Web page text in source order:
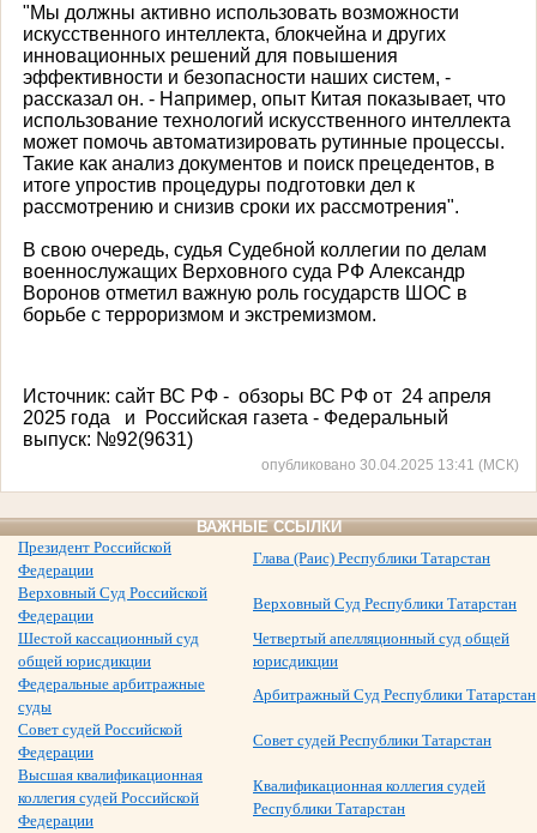
"Мы должны активно использовать возможности
искусственного интеллекта, блокчейна и других
инновационных решений для повышения
эффективности и безопасности наших систем, -
рассказал он. - Например, опыт Китая показывает, что
использование технологий искусственного интеллекта
может помочь автоматизировать рутинные процессы.
Такие как анализ документов и поиск прецедентов, в
итоге упростив процедуры подготовки дел к
рассмотрению и снизив сроки их рассмотрения".
В свою очередь, судья Судебной коллегии по делам
военнослужащих Верховного суда РФ Александр
Воронов отметил важную роль государств ШОС в
борьбе с терроризмом и экстремизмом.
Источник: сайт ВС РФ - обзоры ВС РФ от 24 апреля
2025 года
и
Российская газета - Федеральный
выпуск: №92(9631)
опубликовано 30.04.2025 13:41 (МСК)
ВАЖНЫЕ ССЫЛКИ
Президент Российской
Федерации
Глава (Раис) Республики Татарстан
Верховный Суд Российской
Федерации
Верховный Суд Республики Татарстан
Шестой кассационный суд
общей юрисдикции
Четвертый апелляционный суд общей
юрисдикции
Федеральные арбитражные
суды
Арбитражный Суд Республики Татарстан
Совет судей Российской
Федерации
Совет судей Республики Татарстан
Высшая квалификационная
коллегия судей Российской
Федерации
Квалификационная коллегия судей
Республики Татарстан